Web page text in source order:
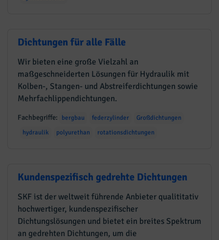
Dichtungen für alle Fälle
Wir bieten eine große Vielzahl an
maßgeschneiderten Lösungen für Hydraulik mit
Kolben-, Stangen- und Abstreiferdichtungen sowie
Mehrfachlippendichtungen.
Fachbegriffe: bergbau federzylinder
Großdichtungen
hydraulik
polyurethan rotationsdichtungen
Kundenspezifisch gedrehte Dichtungen
SKF ist der weltweit führende Anbieter qualititativ
hochwertiger, kundenspezifischer
Dichtungslösungen und bietet ein breites Spektrum
an gedrehten Dichtungen, um die